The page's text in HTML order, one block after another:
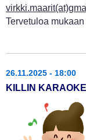
Tervetuloa
26.11.2025 - 18:00
KILLIN KARAOKE